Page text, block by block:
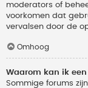
moderators of
voorkomen dat
vervalsen door de
Omhoog
Waarom kan ik
Sommige forums